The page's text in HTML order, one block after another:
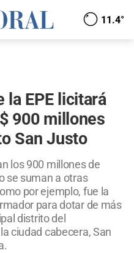
11.4°
la EPE licitará
900 millones
San Justo
los 900 millones de
se suman a otras
por ejemplo, fue la
para dotar de más
distrito del
ciudad cabecera, San